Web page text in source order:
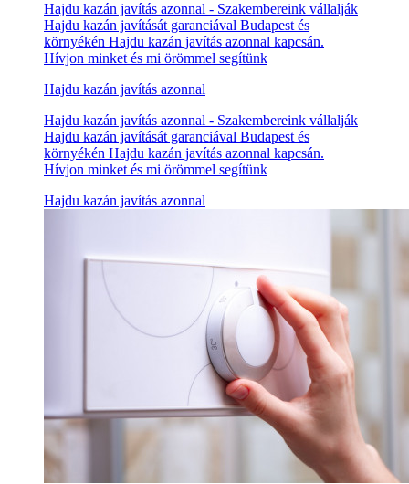
Hajdu kazán javítás azonnal - Szakembereink vállalják
Hajdu kazán javítását garanciával Budapest és
környékén Hajdu kazán javítás azonnal kapcsán.
Hívjon minket és mi örömmel segítünk
Hajdu kazán javítás azonnal
Hajdu kazán javítás azonnal - Szakembereink vállalják
Hajdu kazán javítását garanciával Budapest és
környékén Hajdu kazán javítás azonnal kapcsán.
Hívjon minket és mi örömmel segítünk
Hajdu kazán javítás azonnal